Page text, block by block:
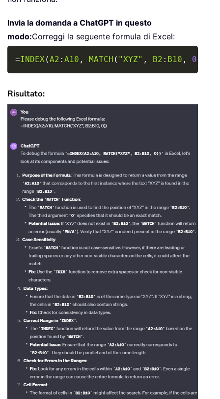
Invia la domanda a ChatGPT in questo
modo:Correggi la seguente formula di Excel:
=INDEX(A2 : A10 , MATCH ( "XYZ" , B2 : B10 , 0
Copy
Risultato: